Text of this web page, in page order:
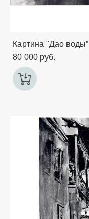
Картина "Дао воды”
80 000 pуб.